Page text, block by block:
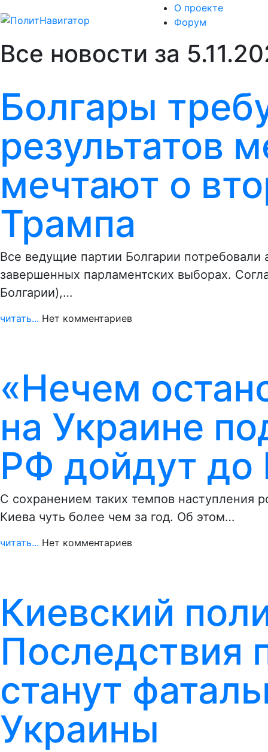
О проекте
Форум
Все новости за
Болгары
результатов
мечтают о
Трампа
Все ведущие партии Болгарии потребовали
завершенных парламентских выборах.
Болгарии),…
читать... Нет комментариев
«Нечем
на Украине
РФ дойдут до
С сохранением таких темпов наступления
Киева чуть более чем за год. Об этом…
читать... Нет комментариев
Киевский
Последствия
станут
Украины